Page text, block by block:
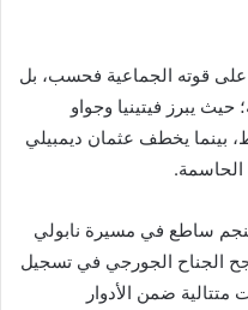
على قوته الجماعية فحسب، بل
حيث يبرز فيتينيا وجواو
بينما يخطف عثمان ديمبيلي
الحاسمة.
ساطع في مسيرة نابولي
الجناح الجورجي في تسجيل
ضمن الأدوار